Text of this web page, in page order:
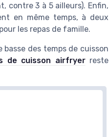
contre 3 à 5 ailleurs). Enfin,
en même temps, à deux
les repas de famille.
des temps de cuisson
de cuisson airfryerreste